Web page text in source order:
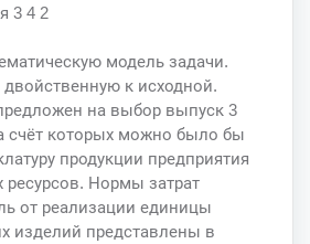
3 4 2
модель задачи.
двойственную к исходной.
на выбор выпуск 3
счёт которых можно было бы
продукции предприятия
ресурсов. Нормы затрат
от реализации единицы
изделий представлены в